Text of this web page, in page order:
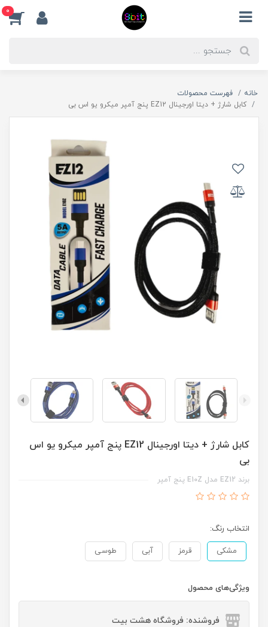
0
خانه
فهرست محصولات
کابل شارژ + دیتا اورجینال EZ12 پنج آمپر میکرو یو اس بی
کابل شارژ + دیتا اورجینال EZ12 پنج آمپر میکرو یو اس
بی
برند EZ12 مدل E10Z پنج آمپر
انتخاب رنگ:
مشکی قرمز آبی طوسی
ویژگی‌های محصول
فروشنده: فروشگاه هشت بیت